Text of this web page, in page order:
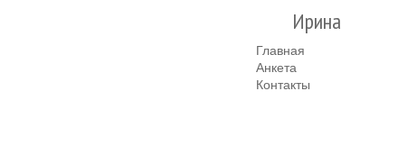
Ирина
Главная
Анкета
Контакты